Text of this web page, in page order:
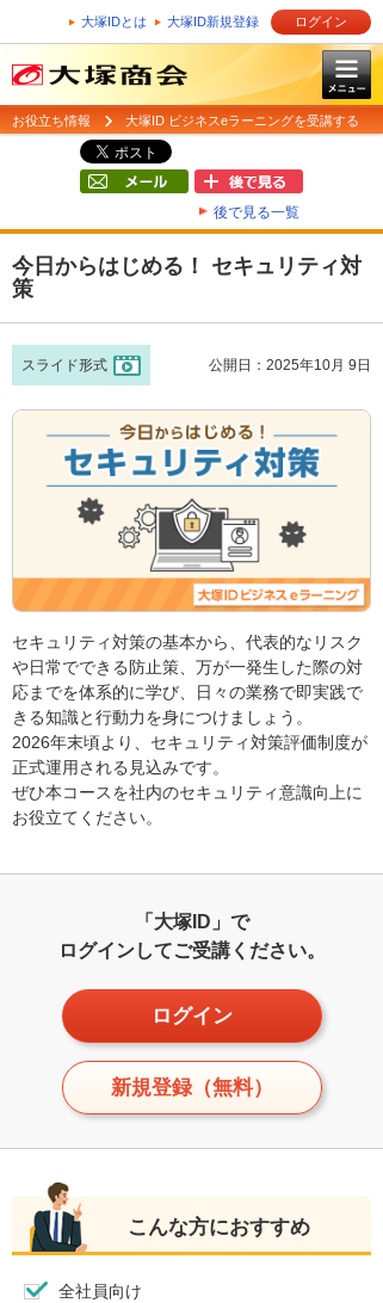
大塚IDとは 大塚ID新規登録 ログイン
お役立ち情報 大塚ID ビジネスeラーニングを受講する
後で見る一覧
今日からはじめる！ セキュリティ対
策
スライド形式 公開日：2025年10月 9日
セキュリティ対策の基本から、代表的なリスク
や日常でできる防止策、万が一発生した際の対
応までを体系的に学び、日々の業務で即実践で
きる知識と行動力を身につけましょう。
2026年末頃より、セキュリティ対策評価制度が
正式運用される見込みです。
ぜひ本コースを社内のセキュリティ意識向上に
お役立てください。
「大塚ID」で
ログインしてご受講ください。
ログイン
新規登録（無料）
こんな方におすすめ
全社員向け